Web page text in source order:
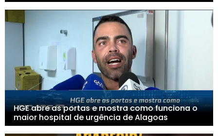
HGE abre as portas e mostra como funciona o
maior hospital de urgência de Alagoas